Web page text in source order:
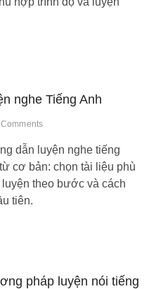
nghe Tiếng Anh
dẫn luyện nghe tiếng
cơ bản: chọn tài liệu phù
luyện theo bước và cách
tiên.
pháp luyện nói tiếng